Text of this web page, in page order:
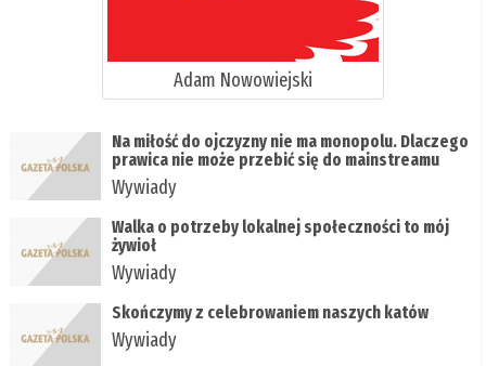
Adam Nowowiejski
Na miłość do ojczyzny nie ma monopolu. Dlaczego
prawica nie może przebić się do mainstreamu
Wywiady
Walka o potrzeby lokalnej społeczności to mój
żywioł
Wywiady
Skończymy z celebrowaniem naszych katów
Wywiady